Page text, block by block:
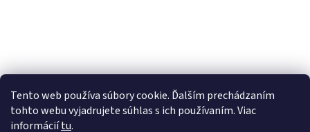
Tento web používa súbory cookie. Ďalším prechádzaním
tohto webu vyjadrujete súhlas s ich používaním. Viac
informáciítu.